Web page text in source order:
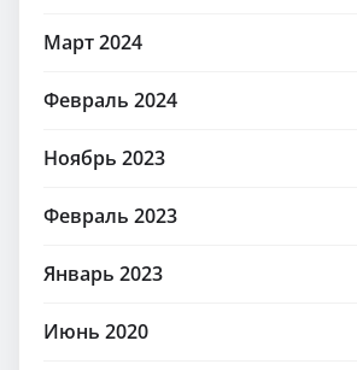
Март 2024
Февраль 2024
Ноябрь 2023
Февраль 2023
Январь 2023
Июнь 2020